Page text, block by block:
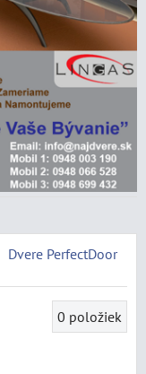
Dvere PerfectDoor
0 položiek